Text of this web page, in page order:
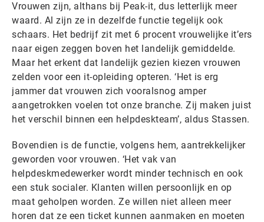
Vrouwen zijn, althans bij Peak-it, dus letterlijk meer
waard. Al zijn ze in dezelfde functie tegelijk ook
schaars. Het bedrijf zit met 6 procent vrouwelijke it’ers
naar eigen zeggen boven het landelijk gemiddelde.
Maar het erkent dat landelijk gezien kiezen vrouwen
zelden voor een it-opleiding opteren. ‘Het is erg
jammer dat vrouwen zich vooralsnog amper
aangetrokken voelen tot onze branche. Zij maken juist
het verschil binnen een helpdeskteam’, aldus Stassen.
Bovendien is de functie, volgens hem, aantrekkelijker
geworden voor vrouwen. ‘Het vak van
helpdeskmedewerker wordt minder technisch en ook
een stuk socialer. Klanten willen persoonlijk en op
maat geholpen worden. Ze willen niet alleen meer
horen dat ze een ticket kunnen aanmaken en moeten